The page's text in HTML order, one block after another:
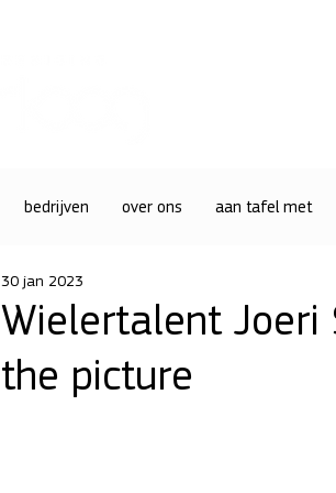
bedrijven over ons aan tafel met
Wielertalent Joeri
the picture
30 jan 2023